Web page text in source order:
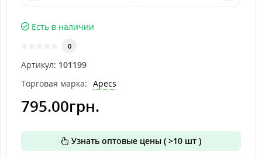
Есть в наличии
0
Артикул: 101199
Торговая марка: Apecs
795.00грн.
Узнать оптовые цены ( >10 шт )